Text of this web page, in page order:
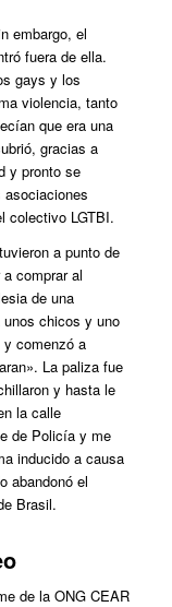
embargo, el
fuera de ella.
gays y los
violencia, tanto
que era una
gracias a
y pronto se
colectivo LGTBI.
a punto de
comprar al
de una
chicos y uno
comenzó a
La paliza fue
y hasta le
la calle
de Policía y me
inducido a causa
abandonó el
Brasil.
de la ONG CEAR